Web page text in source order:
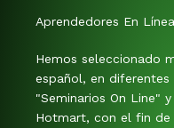
Aprendedores En Línea
Hemos seleccionado
español, en
"Seminarios On Line"
Hotmart, con el fin